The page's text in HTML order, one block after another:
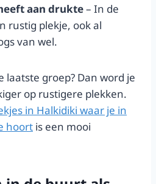
aan drukte– In de
rustig plekje, ook al
van wel.
laatste groep? Dan word je
op rustigere plekken.
in Halkidiki waar je in
hoort is een mooi